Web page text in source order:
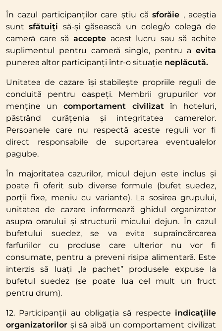
În cazul participanților care știu căsforăie , aceștia
suntsfătuiți să-și găsească un coleg/o colegă de
cameră care să accepte acest lucru sau să achite
suplimentul pentru cameră single, pentru a evita
punerea altor participanți într-o situație neplăcută.
Unitatea de cazare își stabilește propriile reguli de
conduită pentru oaspeți. Membrii grupurilor vor
menține uncomportament civilizat în hoteluri,
păstrând curățenia și integritatea camerelor.
Persoanele care nu respectă aceste reguli vor fi
direct responsabile de suportarea eventualelor
pagube.
În majoritatea cazurilor, micul dejun este inclus și
poate fi oferit sub diverse formule (bufet suedez,
porții fixe, meniu cu variante). La sosirea grupului,
unitatea de cazare informează ghidul organizator
asupra orarului și structurii micului dejun. În cazul
bufetului suedez, se va evita supraîncărcarea
farfuriilor cu produse care ulterior nu vor fi
consumate, pentru a preveni risipa alimentară. Este
interzis să luați „la pachet” produsele expuse la
bufetul suedez (se poate lua cel mult un fruct
pentru drum).
12. Participanții au obligația să respecte indicațiile
organizatorilor și să aibă un comportament civilizat